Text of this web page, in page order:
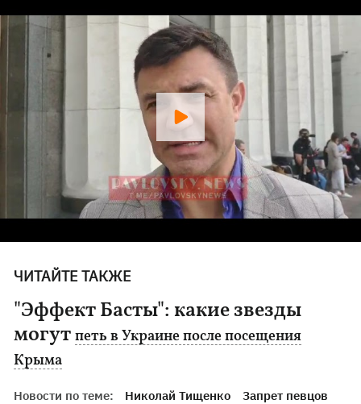
ЧИТАЙТЕ ТАКЖЕ
"Эффект Басты": какие звезды
могутпеть в Украине после посещения
Крыма
Новости по теме: Николай Тищенко
Запрет певцов